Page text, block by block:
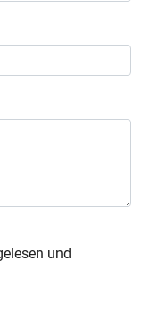
und